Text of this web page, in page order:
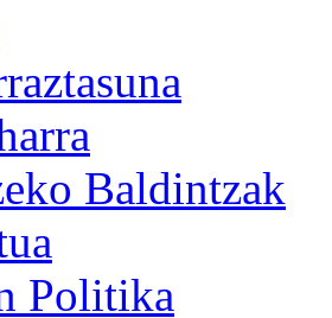
Baldintzak
Politika